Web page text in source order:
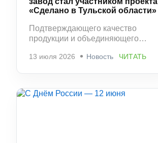
«Сделано в Тульской области»
Подтверждающего качество
продукции и объединяющего
региона.
13 июля 2026 Новость ЧИТАТЬ